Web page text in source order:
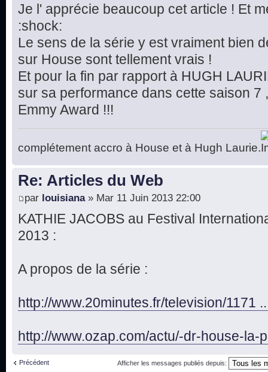
Je l' apprécie beaucoup cet article ! Et
:shock:
Le sens de la série y est vraiment bien
sur House sont tellement vrais !
Et pour la fin par rapport à HUGH
sur sa performance dans cette saison 7
Emmy Award !!!
complétement accro à House et à Hugh Laurie.
Re: Articles du Web
par louisiana» Mar 11 Juin 2013 22:00
KATHIE JACOBS au Festival
2013 :
A propos de la série :
http://www.20minutes.fr/television/1171
http://www.ozap.com/actu/-dr-house-la-
Précédent Afficher les messages publiés depuis: